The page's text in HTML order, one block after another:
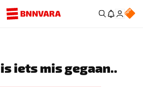
iets mis gegaan..